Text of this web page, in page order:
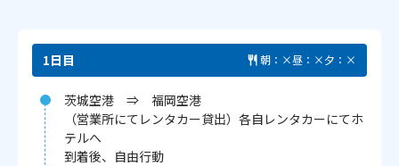
1日目 朝：×昼：×夕：×
茨城空港 ⇒ 福岡空港
（営業所にてレンタカー貸出）各自レンタカーにてホ
テルへ
到着後、自由行動